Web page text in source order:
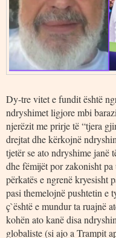
Dy-tre vitet e fundit është
ndryshimet ligjore mbi
njerëzit me prirje të “tjera
drejtat dhe kërkojnë
tjetër se ato ndryshime janë
dhe fëmijët por zakonisht
përkatës e ngrenë kryesisht
pasi themelojnë pushtetin
ç`është e mundur ta ruajnë
kohën ato kanë disa
globaliste (si ajo a Trampit